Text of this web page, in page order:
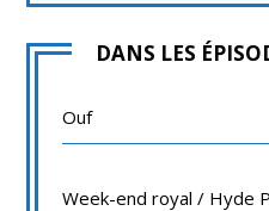
DANS LES
Ouf
Week-end royal / Hyde